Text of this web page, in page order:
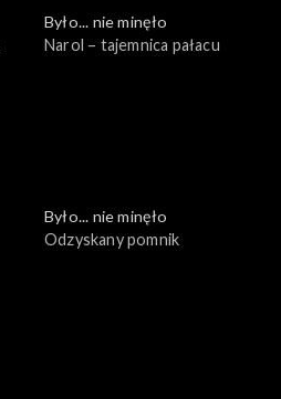
Było... nie minęło
Narol – tajemnica pałacu
Było... nie minęło
Odzyskany pomnik